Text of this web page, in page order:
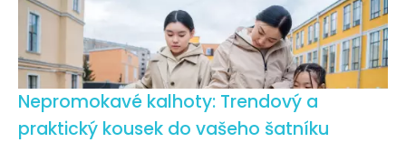
Nepromokavé kalhoty: Trendový a
praktický kousek do vašeho šatníku